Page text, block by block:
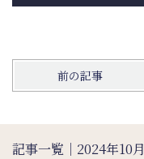
前の記事
記事一覧｜2024年10月